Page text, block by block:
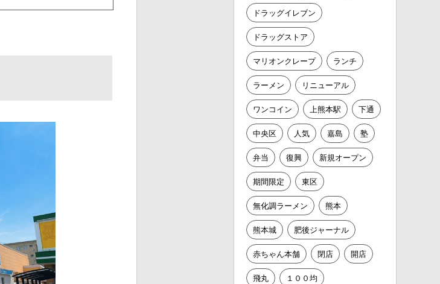
ドラッグイレブン
ドラッグストア
マリオンクレープ ランチ
ラーメン リニューアル
ワンコイン 上熊本駅 下通
中央区 人気 嘉島 塾
弁当 復興 新規オープン
期間限定 東区
無化調ラーメン 熊本
熊本城 肥後ジャーナル
赤ちゃん本舗 閉店 開店
飛丸 １００均